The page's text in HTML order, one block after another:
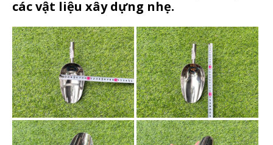
các vật liệu xây dựng nhẹ.